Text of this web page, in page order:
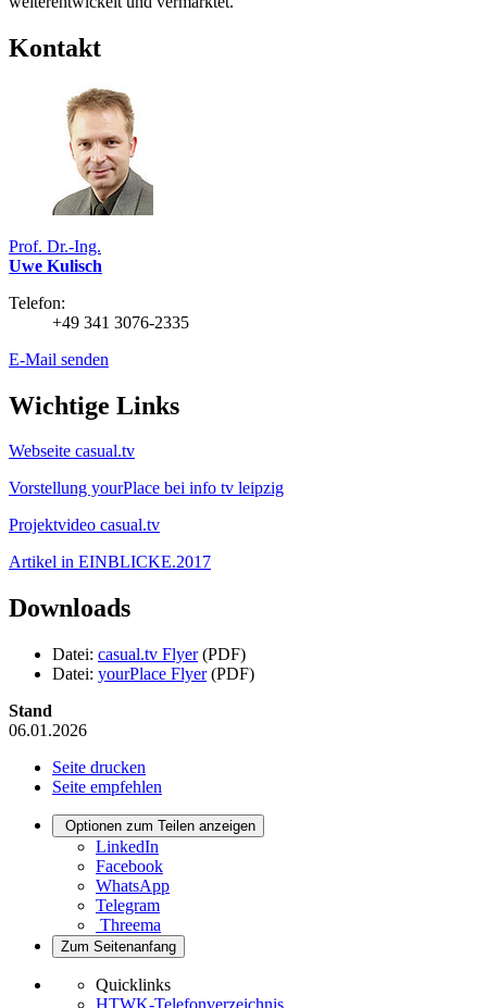
Kontakt
Prof. Dr.-Ing.
Uwe Kulisch
Telefon:
+49 341 3076-2335
E-Mail senden
Wichtige Links
Webseite casual.tv
Vorstellung yourPlace bei info tv leipzig
Projektvideo casual.tv
Artikel in EINBLICKE.2017
Downloads
Datei: casual.tv Flyer(PDF)
Datei: yourPlace Flyer(PDF)
Stand
06.01.2026
Seite drucken
Seite empfehlen
Optionen zum Teilen anzeigen
LinkedIn
Facebook
WhatsApp
Telegram
Threema
Zum Seitenanfang
Quicklinks